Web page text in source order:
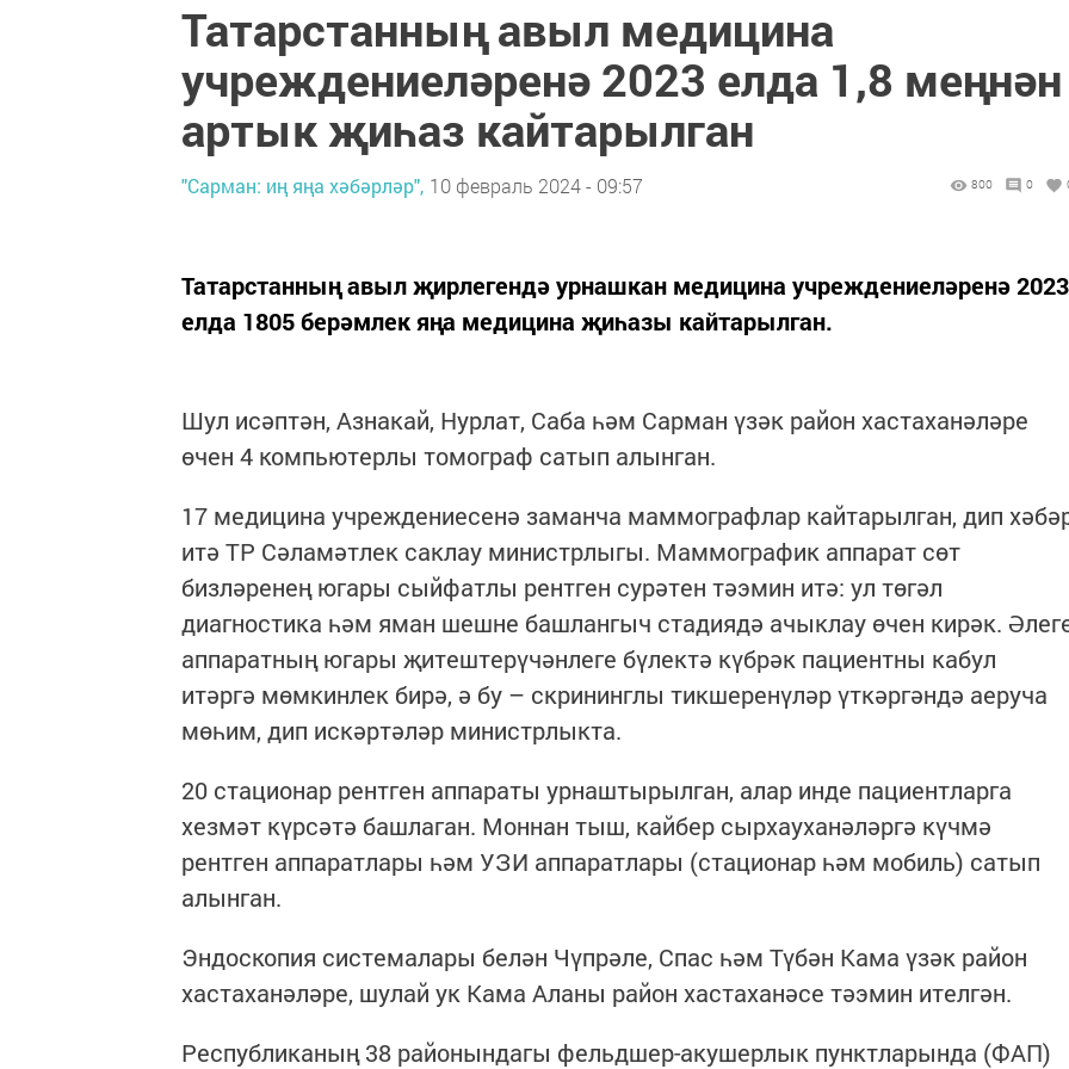
Татарстанның авыл медицина
учреждениеләренә 2023 елда 1,8 меңнән
артык җиһаз кайтарылган
"Сарман: иң яңа хәбәрләр", 10 февраль 2024 - 09:57 800 0
Татарстанның авыл җирлегендә урнашкан медицина учреждениеләренә 2023
елда 1805 берәмлек яңа медицина җиһазы кайтарылган.
Шул исәптән, Азнакай, Нурлат, Саба һәм Сарман үзәк район хастаханәләре
өчен 4 компьютерлы томограф сатып алынган.
17 медицина учреждениесенә заманча маммографлар кайтарылган, дип
итә ТР Сәламәтлек саклау министрлыгы. Маммографик аппарат сөт
бизләренең югары сыйфатлы рентген сурәтен тәэмин итә: ул төгәл
диагностика һәм яман шешне башлангыч стадиядә ачыклау өчен кирәк.
аппаратның югары җитештерүчәнлеге бүлектә күбрәк пациентны кабул
итәргә мөмкинлек бирә, ә бу – скрининглы тикшеренүләр үткәргәндә аеруча
мөһим, дип искәртәләр министрлыкта.
20 стационар рентген аппараты урнаштырылган, алар инде пациентларга
хезмәт күрсәтә башлаган. Моннан тыш, кайбер сырхауханәләргә күчмә
рентген аппаратлары һәм УЗИ аппаратлары (стационар һәм мобиль) сатып
алынган.
Эндоскопия системалары белән Чүпрәле, Спас һәм Түбән Кама үзәк район
хастаханәләре, шулай ук Кама Аланы район хастаханәсе тәэмин ителгән.
Республиканың 38 районындагы фельдшер-акушерлык пунктларында (ФАП)